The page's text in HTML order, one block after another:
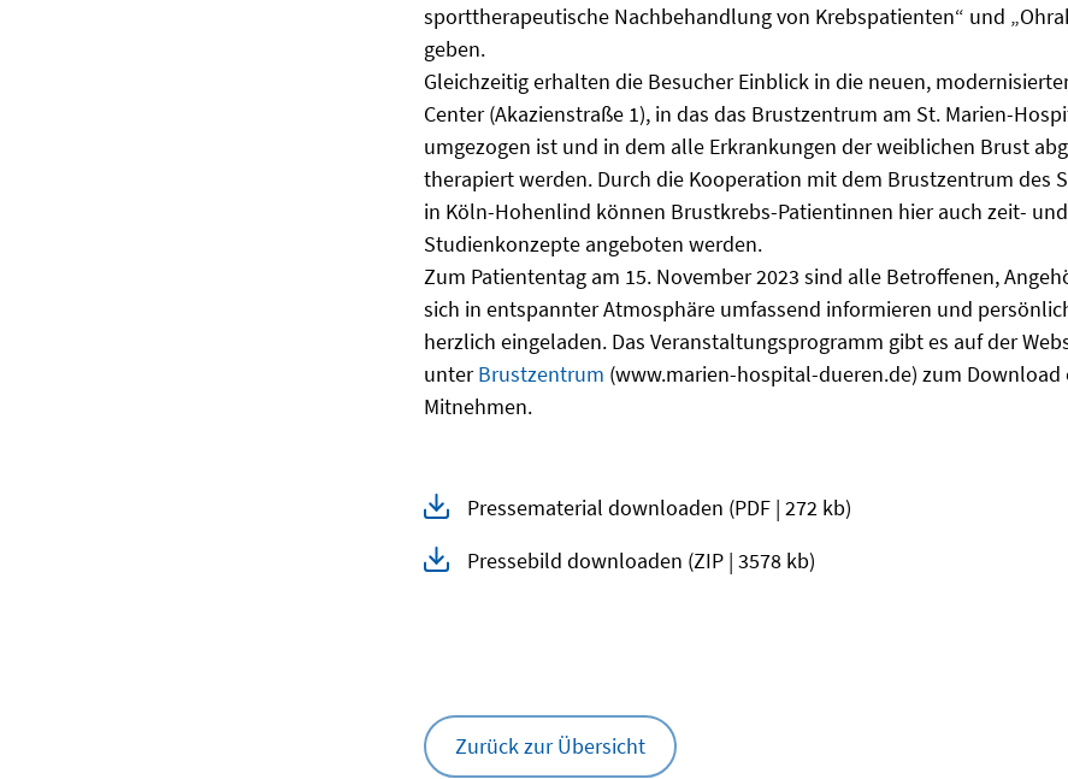
sporttherapeutische Nachbehandlung von Krebspatienten“ und
geben.
Gleichzeitig erhalten die Besucher Einblick in die neuen,
Center (Akazienstraße 1), in das das Brustzentrum am St. Marien-
umgezogen ist und in dem alle Erkrankungen der weiblichen Brust
therapiert werden. Durch die Kooperation mit dem Brustzentrum des
in Köln-Hohenlind können Brustkrebs-Patientinnen hier auch zeit-
Studienkonzepte angeboten werden.
Zum Patiententag am 15. November 2023 sind alle Betroffenen,
sich in entspannter Atmosphäre umfassend informieren und
herzlich eingeladen. Das Veranstaltungsprogramm gibt es auf der
unterBrustzentrum (www.marien-hospital-dueren.de) zum Download
Mitnehmen.
Pressematerial downloaden (PDF | 272 kb)
Pressebild downloaden (ZIP | 3578 kb)
Zurück zur Übersicht